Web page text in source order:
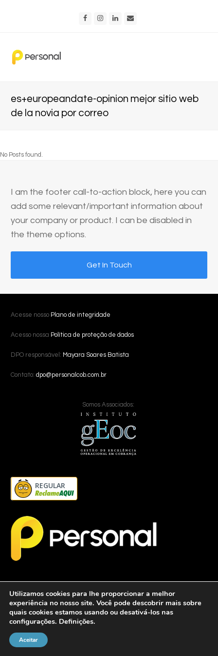
FacebookInstagram
LinkedIn
es+europeandate-opinion mejor sitio web
de la novia por correo
No Posts found.
I am the footer call-to-action block, here you can
add some relevant/important information about
your company or product. I can be disabled in
the theme options.
Get In Touch
Acesse nosso Plano de integridade
Acesso nossa Política de proteção de dados
DPO responsável: Mayara Soares Batista
Contato:dpo@personalcob.com.br
Somos Associados:
REGULAR
2026 - Personalcob - CNPJ: 12.837.042/0001-60- Todos direitos
Utilizamos cookies para lhe proporcionar a melhor
experiência no nosso site. Você pode descobrir mais sobre
quais cookies estamos usando ou desativá-los nas
configurações. Definições.
Aceitar